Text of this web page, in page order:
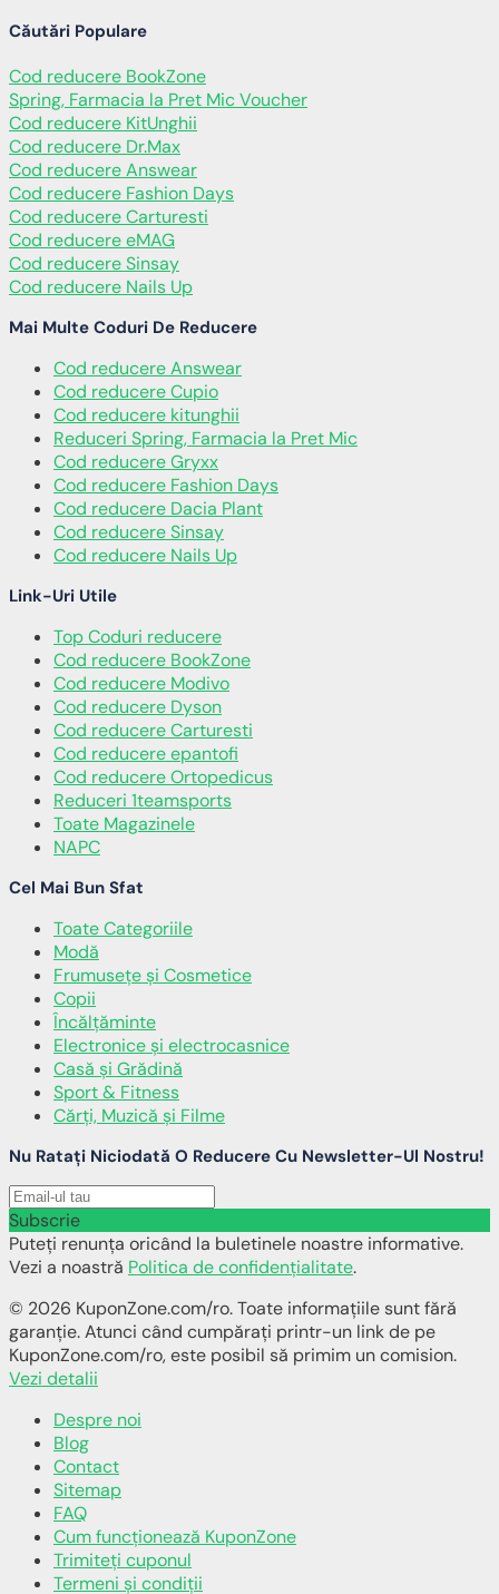
Căutări Populare
Cod reducere BookZone
Spring, Farmacia la Pret Mic Voucher
Cod reducere KitUnghii
Cod reducere Dr.Max
Cod reducere Answear
Cod reducere Fashion Days
Cod reducere Carturesti
Cod reducere eMAG
Cod reducere Sinsay
Cod reducere Nails Up
Mai Multe Coduri De Reducere
Cod reducere Answear
Cod reducere Cupio
Cod reducere kitunghii
Reduceri Spring, Farmacia la Pret Mic
Cod reducere Gryxx
Cod reducere Fashion Days
Cod reducere Dacia Plant
Cod reducere Sinsay
Cod reducere Nails Up
Link-Uri Utile
Top Coduri reducere
Cod reducere BookZone
Cod reducere Modivo
Cod reducere Dyson
Cod reducere Carturesti
Cod reducere epantofi
Cod reducere Ortopedicus
Reduceri 1teamsports
Toate Magazinele
NAPC
Cel Mai Bun Sfat
Toate Categoriile
Modă
Frumusețe și Cosmetice
Copii
Încălţăminte
Electronice și electrocasnice
Casă și Grădină
Sport & Fitness
Cărți, Muzică și Filme
Nu Ratați Niciodată O Reducere Cu Newsletter-Ul Nostru!
Subscrie
Puteți renunța oricând la buletinele noastre informative.
Vezi a noastră Politica de confidențialitate.
© 2026 KuponZone.com/ro. Toate informațiile sunt fără
garanție. Atunci când cumpărați printr-un link de pe
KuponZone.com/ro, este posibil să primim un comision.
Vezi detalii
Despre noi
Blog
Contact
Sitemap
FAQ
Cum funcționează KuponZone
Trimiteți cuponul
Termeni și condiții